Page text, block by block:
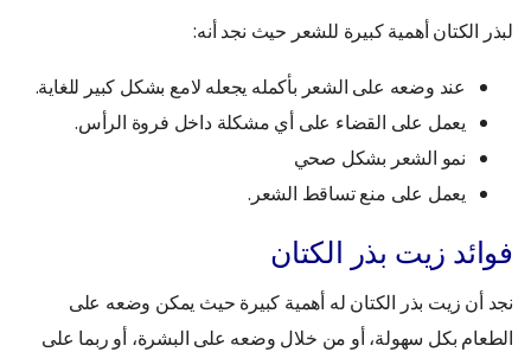
لبذر الكتان أهمية كبيرة للشعر حيث نجد أنه:
عند وضعه على الشعر بأكمله يجعله لامع بشكل كبير للغاية.
يعمل على القضاء على أي مشكلة داخل فروة الرأس.
نمو الشعر بشكل صحي
يعمل على منع تساقط الشعر.
فوائد زيت بذر الكتان
نجد أن زيت بذر الكتان له أهمية كبيرة حيث يمكن وضعه على
الطعام بكل سهولة، أو من خلال وضعه على البشرة، أو ربما على